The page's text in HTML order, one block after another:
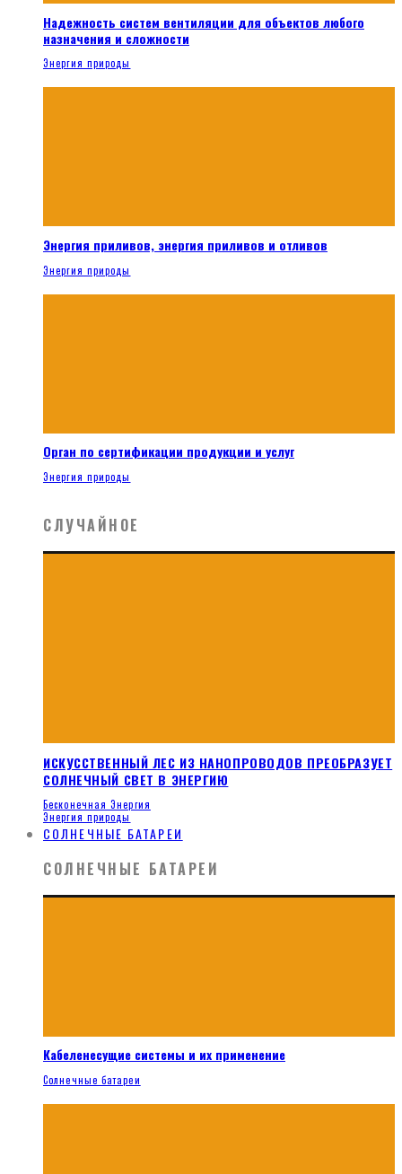
Надежность систем вентиляции для объектов любого
назначения и сложности
Энергия природы
Энергия приливов, энергия приливов и отливов
Энергия природы
Орган по сертификации продукции и услуг
Энергия природы
СЛУЧАЙНОЕ
ИСКУССТВЕННЫЙ ЛЕС ИЗ НАНОПРОВОДОВ ПРЕОБРАЗУЕТ
СОЛНЕЧНЫЙ СВЕТ В ЭНЕРГИЮ
Бесконечная Энергия
Энергия природы
СОЛНЕЧНЫЕ БАТАРЕИ
СОЛНЕЧНЫЕ БАТАРЕИ
Кабеленесущие системы и их применение
Солнечные батареи